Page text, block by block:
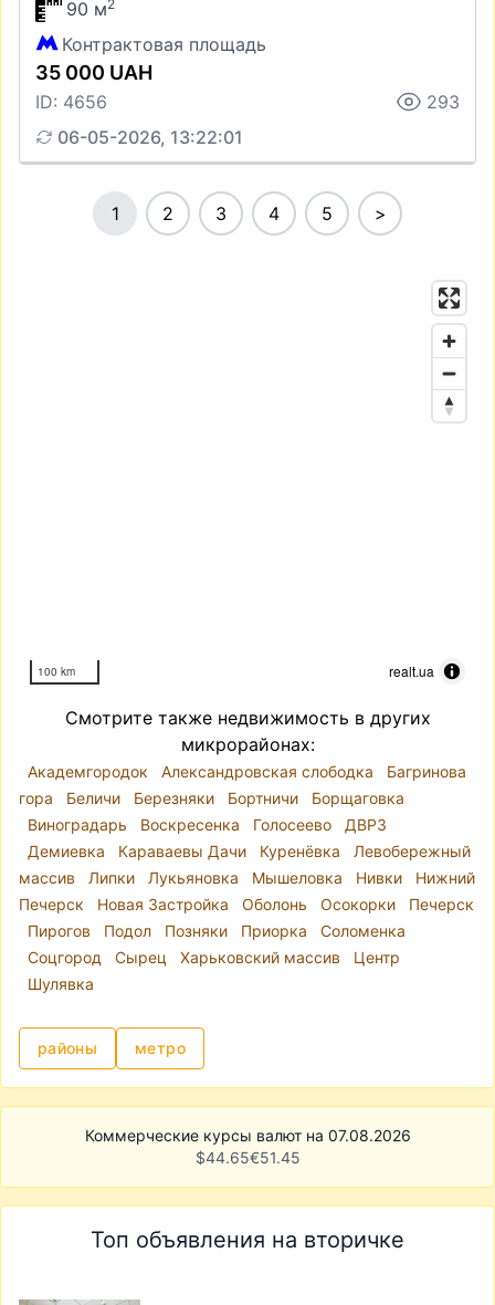
90 м2
Контрактовая площадь
35 000 UAH
ID: 4656
293
06-05-2026, 13:22:01
1 2 3 4 5 >
100 km realt.ua
Смотрите также недвижимость в других
микрорайонах:
Академгородок Александровская слободка
Багринова
гора
Беличи Березняки Бортничи
Борщаговка
Виноградарь
Воскресенка Голосеево
ДВРЗ
Демиевка
Караваевы Дачи Куренёвка
Левобережный
массив
Липки Лукьяновка Мышеловка Нивки
Нижний
Печерск
Новая Застройка Оболонь Осокорки
Печерск
Пирогов
Подол Позняки Приорка
Соломенка
Соцгород
Сырец Харьковский массив
Центр
Шулявка
районы метро
Коммерческие курсы валют на 07.08.2026
$44.65€51.45
Топ объявления на вторичке